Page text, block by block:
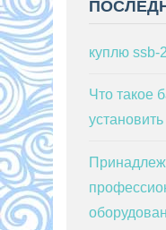
куплю ssb-
Что такое